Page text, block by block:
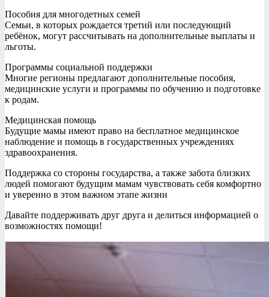
Пособия для многодетных семей
Семьи, в которых рождается третий или последующий
ребёнок, могут рассчитывать на дополнительные выплаты и
льготы.
Программы социальной поддержки
Многие регионы предлагают дополнительные пособия,
медицинские услуги и программы по обучению и подготовке
к родам.
Медицинская помощь
Будущие мамы имеют право на бесплатное медицинское
наблюдение и помощь в государственных учреждениях
здравоохранения.
Поддержка со стороны государства, а также забота близких
людей помогают будущим мамам чувствовать себя комфортно
и уверенно в этом важном этапе жизни
Давайте поддерживать друг друга и делиться информацией о
возможностях помощи!